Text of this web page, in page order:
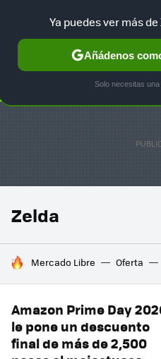
SELECCIÓN GAMING
Zelda
HOY SE HABLA DE
Mercado Libre Oferta
Amazon Prime Day
le pone un descuento
final de más de 2,500
Ya puedes ver más
Añádenos
Solo necesitas